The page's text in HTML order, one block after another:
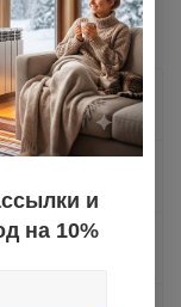
и
на 10%